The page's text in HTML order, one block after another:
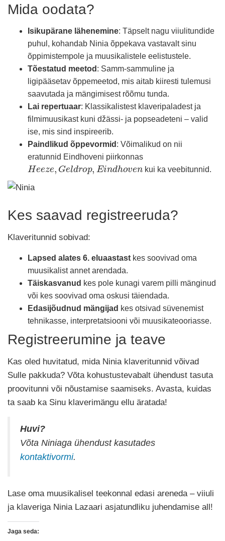
Mida oodata?
Isikupärane lähenemine: Täpselt nagu viiulitundide
puhul, kohandab Ninia õppekava vastavalt sinu
õppimistempole ja muusikalistele eelistustele.
Tõestatud meetod : Samm-sammuline ja
ligipääsetav õppemeetod, mis aitab kiiresti tulemusi
saavutada ja mängimisest rõõmu tunda.
Lai repertuaar: Klassikalistest klaveripaladest ja
filmimuusikast kuni džässi- ja popseadeteni – valid
ise, mis sind inspireerib.
Paindlikud õppevormid : Võimalikud on nii
eratunnid Eindhoveni piirkonnas
He G el d Ein h
kui ka veebitunnid.
Kes saavad registreeruda?
Klaveritunnid sobivad:
Lapsed alates 6. eluaastast kes soovivad oma
muusikalist annet arendada.
Täiskasvanud kes pole kunagi varem pilli mänginud
või kes soovivad oma oskusi täiendada.
Edasijõudnud mängijad kes otsivad süvenemist
tehnikasse, interpretatsiooni või muusikateooriasse.
Registreerumine ja teave
Kas oled huvitatud, mida Ninia klaveritunnid võivad
Sulle pakkuda? Võta kohustustevabalt ühendust tasuta
proovitunni või nõustamise saamiseks. Avasta, kuidas
ta saab ka Sinu klaverimängu ellu äratada!
Huvi?
Võta Niniaga ühendust kasutades
kontaktivormi.
Lase oma muusikalisel teekonnal edasi areneda – viiuli
ja klaveriga Ninia Lazaari asjatundliku juhendamise all!
Jaga seda: